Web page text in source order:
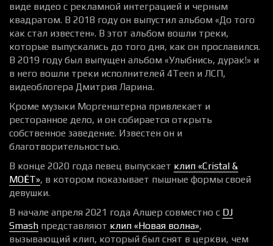
виде видео с рекламной интеграцией и черным
квадратом. В 2018 году он выпустил альбом «До того
как стал известен». В этот альбом вошли треки,
которые выпускались до того дня, как он прославился.
В 2019 году был выпущен альбом «Улыбнись, дурак!» и
в него вошли треки исполнителей 4Teen и ЛСП,
видеоблогера Дмитрия Ларина.
Кроме музыки Моргенштерна привлекает и
ресторанное дело, и он собирается открыть
собственное заведение. Известен он и
благотворительностью.
В конце 2020 года певец выпускает клип «Cristal &
МОЁТ», в котором показывает пышные формы своей
девушки.
В начале апреля 2021 года Алшер совместно с DJ
Smash представляют клип «Новая волна»,
вызывающий клип, который был снят в церкви, чем